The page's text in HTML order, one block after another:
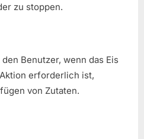
zu stoppen.
Benutzer, wenn das Eis
erforderlich ist,
von Zutaten.